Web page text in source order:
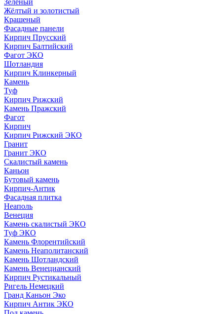
Зелёный
Жёлтый и золотистый
Крашеный
Фасадные панели
Кирпич Прусский
Кирпич Балтийский
Фагот ЭКО
Шотландия
Кирпич Клинкерный
Камень
Туф
Кирпич Рижский
Камень Пражский
Фагот
Кирпич
Кирпич Рижский ЭКО
Гранит
Гранит ЭКО
Скалистый камень
Каньон
Бутовый камень
Кирпич-Антик
Фасадная плитка
Неаполь
Венеция
Камень скалистый ЭКО
Туф ЭКО
Камень Флорентийский
Камень Неаполитанский
Камень Шотландский
Камень Венецианский
Кирпич Рустикальный
Ригель Немецкий
Гранд Каньон Эко
Кирпич Антик ЭКО